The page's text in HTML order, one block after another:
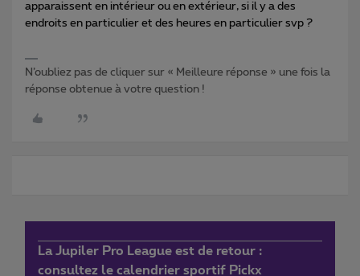
apparaissent en intérieur ou en extérieur, si il y a des
endroits en particulier et des heures en particulier svp ?
N’oubliez pas de cliquer sur « Meilleure réponse » une fois la
réponse obtenue à votre question !
La Jupiler Pro League est de retour :
consultez le calendrier sportif Pickx